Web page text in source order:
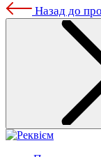
Назад до